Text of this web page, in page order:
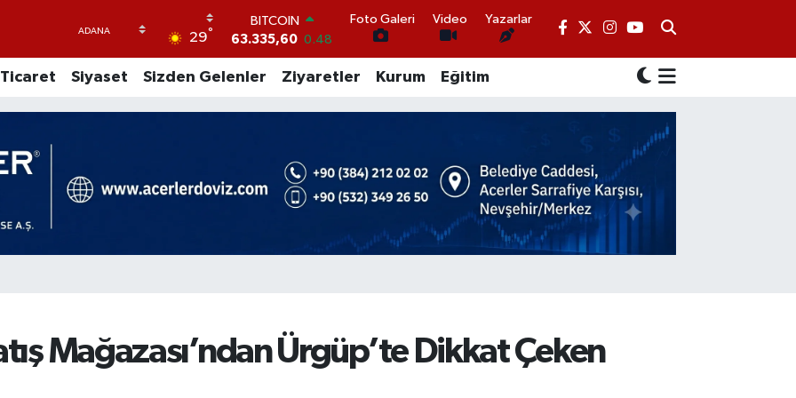
29°
DOLAR
47,5574
0.18
EURO
54,8602 0.06
64,2310 0.41
BİST100
13.458 124
BITCOIN
Foto Galeri Video Yazarlar
Ticaret Siyaset Sizden Gelenler Ziyaretler Kurum Eğitim
Mağazası’ndan Ürgüp’te Dikkat Çeken